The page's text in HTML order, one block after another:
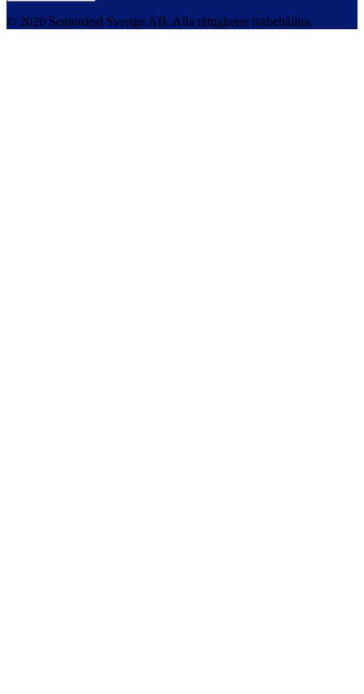
© 2026 Seniordeal Sverige AB. Alla rättigheter förbehållna.